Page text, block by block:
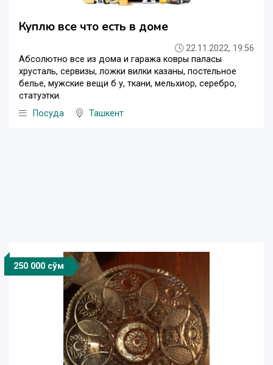
Куплю все что есть в доме
22.11.2022, 19:56
Абсолютно все из дома и гаража ковры паласы
хрусталь, сервизы, ложки вилки казаны, постельное
белье, мужские вещи б у, ткани, мельхиор, серебро,
статуэтки.
Посуда
Ташкент
250 000 сўм